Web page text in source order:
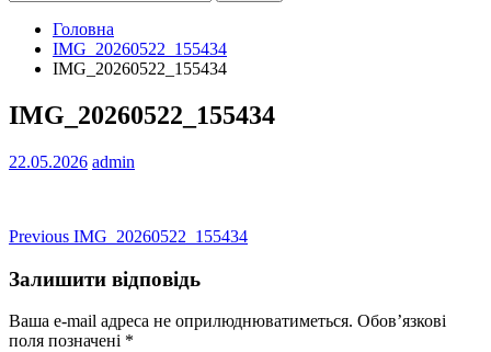
Головна
IMG_20260522_155434
IMG_20260522_155434
IMG_20260522_155434
22.05.2026 admin
Навігація
записів
Previous Previous
IMG_20260522_155434
Залишити відповідь
Ваша e-mail адреса не оприлюднюватиметься. Обов’язкові
поля позначені *